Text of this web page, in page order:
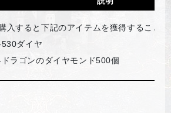
入すると下記のアイテムを獲得すること
ダイヤ
ドラゴンのダイヤモンド500個